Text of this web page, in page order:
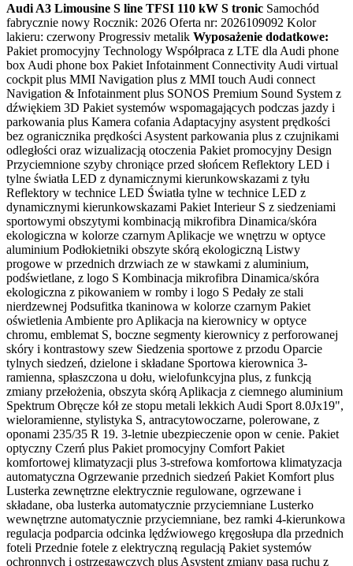
Audi A3 Limousine S line TFSI 110 kW S tronic Samochód
fabrycznie nowy Rocznik: 2026 Oferta nr: 2026109092 Kolor
lakieru: czerwony Progressiv metalik Wyposażenie dodatkowe:
Pakiet promocyjny Technology Współpraca z LTE dla Audi phone
box Audi phone box Pakiet Infotainment Connectivity Audi virtual
cockpit plus MMI Navigation plus z MMI touch Audi connect
Navigation & Infotainment plus SONOS Premium Sound System z
dźwiękiem 3D Pakiet systemów wspomagających podczas jazdy i
parkowania plus Kamera cofania Adaptacyjny asystent prędkości
bez ogranicznika prędkości Asystent parkowania plus z czujnikami
odległości oraz wizualizacją otoczenia Pakiet promocyjny Design
Przyciemnione szyby chroniące przed słońcem Reflektory LED i
tylne światła LED z dynamicznymi kierunkowskazami z tyłu
Reflektory w technice LED Światła tylne w technice LED z
dynamicznymi kierunkowskazami Pakiet Interieur S z siedzeniami
sportowymi obszytymi kombinacją mikrofibra Dinamica/skóra
ekologiczna w kolorze czarnym Aplikacje we wnętrzu w optyce
aluminium Podłokietniki obszyte skórą ekologiczną Listwy
progowe w przednich drzwiach ze w stawkami z aluminium,
podświetlane, z logo S Kombinacja mikrofibra Dinamica/skóra
ekologiczna z pikowaniem w romby i logo S Pedały ze stali
nierdzewnej Podsufitka tkaninowa w kolorze czarnym Pakiet
oświetlenia Ambiente pro Aplikacja na kierownicy w optyce
chromu, emblemat S, boczne segmenty kierownicy z perforowanej
skóry i kontrastowy szew Siedzenia sportowe z przodu Oparcie
tylnych siedzeń, dzielone i składane Sportowa kierownica 3-
ramienna, spłaszczona u dołu, wielofunkcyjna plus, z funkcją
zmiany przełożenia, obszyta skórą Aplikacja z ciemnego aluminium
Spektrum Obręcze kół ze stopu metali lekkich Audi Sport 8.0Jx19",
wieloramienne, stylistyka S, antracytowoczarne, polerowane, z
oponami 235/35 R 19. 3-letnie ubezpieczenie opon w cenie. Pakiet
optyczny Czerń plus Pakiet promocyjny Comfort Pakiet
komfortowej klimatyzacji plus 3-strefowa komfortowa klimatyzacja
automatyczna Ogrzewanie przednich siedzeń Pakiet Komfort plus
Lusterka zewnętrzne elektrycznie regulowane, ogrzewane i
składane, oba lusterka automatycznie przyciemniane Lusterko
wewnętrzne automatycznie przyciemniane, bez ramki 4-kierunkowa
regulacja podparcia odcinka lędźwiowego kręgosłupa dla przednich
foteli Przednie fotele z elektryczną regulacją Pakiet systemów
ochronnych i ostrzegawczych plus Asystent zmiany pasa ruchu z